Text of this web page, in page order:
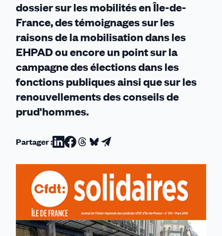
dossier sur les mobilités en Île-de-
France, des témoignages sur les
raisons de la mobilisation dans les
EHPAD ou encore un point sur la
campagne des élections dans les
fonctions publiques ainsi que sur les
renouvellements des conseils de
prud'hommes.
Partager :Partager
sur
Linkedin
Partager
sur
Facebook
Partager
sur
Threads
Partager
sur
Bluesky
Partager
par
email